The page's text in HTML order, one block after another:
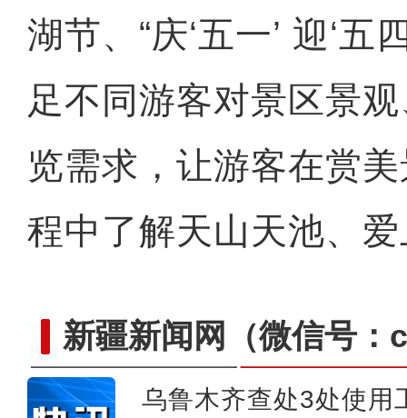
湖节、“庆‘五一’ 迎‘五
足不同游客对景区景
览需求，让游客在赏
程中了解天山天池、
新疆新闻网 （微信号
乌鲁木齐查处3处使用